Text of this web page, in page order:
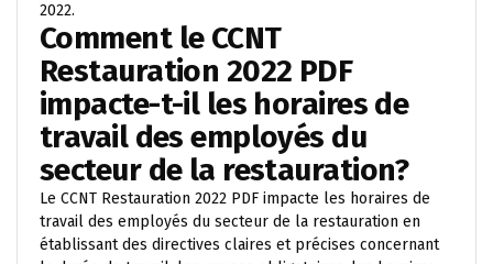
2022.
Comment le CCNT
Restauration 2022 PDF
impacte-t-il les horaires de
travail des employés du
secteur de la restauration?
Le CCNT Restauration 2022 PDF impacte les horaires de
travail des employés du secteur de la restauration en
établissant des directives claires et précises concernant